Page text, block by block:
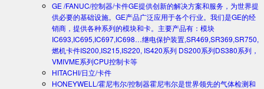
GE /FANUC/控制器/卡件GE提供创新的解决方案和服务，为世界提
供必要的基础设施。GE产品广泛应用于各个行业。我们是GE的经
销商，提供各种系列的模块和卡。主要产品有：模块
IC693,IC695,IC697,IC698…继电保护装置,SR469,SR369,SR750,
燃机卡件IS200,IS215,IS220, IS420系列 DS200系列DS380系列，
VMIVME系列CPU控制卡等
HITACHI/日立/卡件
HONEYWELL/霍尼韦尔/控制器霍尼韦尔是世界领先的气体检测和